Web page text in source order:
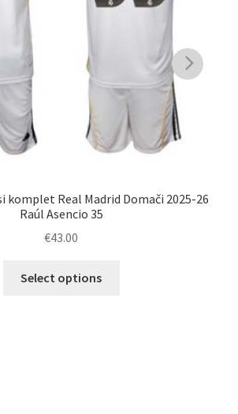
komplet Real Madrid Domači 2025-26
Raúl Asencio 35
€43.00
Select options